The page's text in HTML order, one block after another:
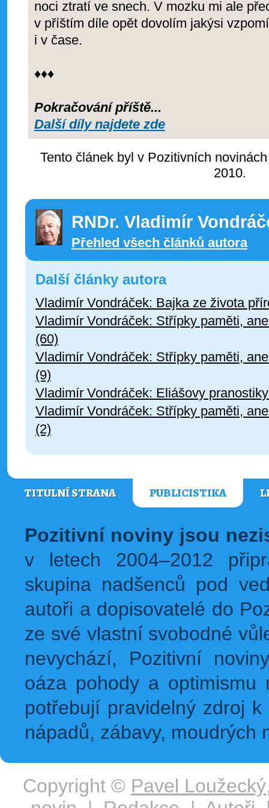
noci ztratí ve snech. V mozku mi ale
v příštím díle opět dovolím jakýsi
i v čase.
♦♦♦
Pokračování příště...
Další díly najdete zde
Tento článek byl v Pozitivních
2010.
RNDr. Vladimír
Přehled všech článků autora
Další články autora
Vladimír Vondráček: Bajka ze života
Vladimír Vondráček: Střípky paměti,
(60)
Vladimír Vondráček: Střípky paměti,
(9)
Vladimír Vondráček: Eliášovy
Vladimír Vondráček: Střípky paměti,
(2)
TITULNÍ STRANA PUBLICISTIKA
Pozitivní noviny jsou
v letech 2004–2012
skupina nadšenců pod
autoři a dopisovatelé do
ze své vlastní svobodné
nevychází, Pozitivní
oáza pohody a
potřebují pravidelný zdroj
nápadů, zábavy, moudrých
Copyright © Pavel Loužecký